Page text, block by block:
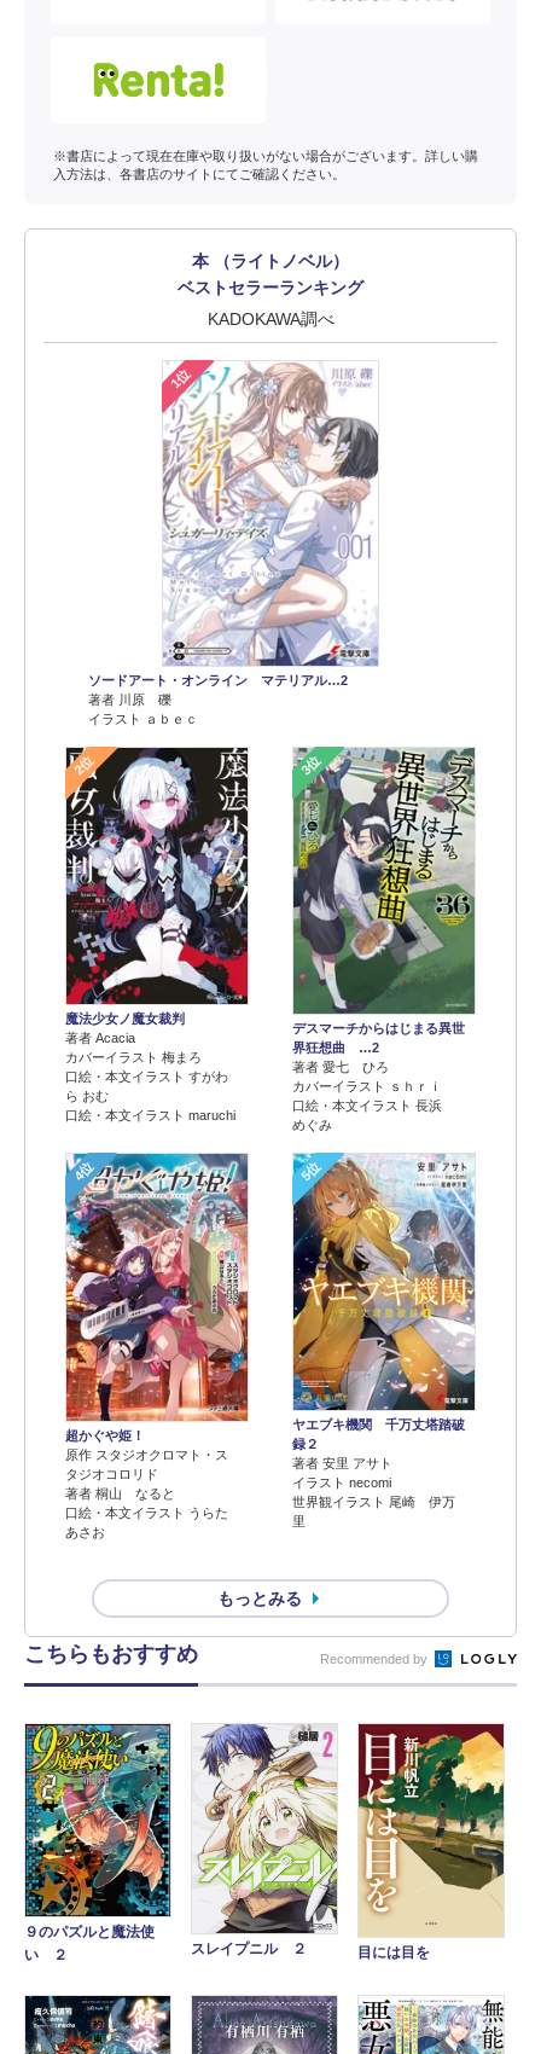
※書店によって現在在庫や取り扱いがない場合がございます。詳しい購
入方法は、各書店のサイトにてご確認ください。
本 （ライトノベル）
ベストセラーランキング
KADOKAWA調べ
1位
ソードアート・オンライン マテリアル…2
著者 川原 礫
イラスト ａｂｅｃ
2位
魔法少女ノ魔女裁判
著者 Acacia
カバーイラスト 梅まろ
口絵・本文イラスト すがわ
ら おむ
口絵・本文イラスト maruchi
3位
デスマーチからはじまる異世
界狂想曲 …2
著者 愛七 ひろ
カバーイラスト ｓｈｒｉ
口絵・本文イラスト 長浜
めぐみ
4位
超かぐや姫！
原作 スタジオクロマト・ス
タジオコロリド
著者 桐山 なると
口絵・本文イラスト うらた
あさお
5位
ヤエブキ機関 千万丈塔踏破
録２
著者 安里 アサト
イラスト necomi
世界観イラスト 尾崎 伊万
里
もっとみる
こちらもおすすめ Recommended by
９のパズルと魔法使
い ２
スレイプニル ２ 目には目を